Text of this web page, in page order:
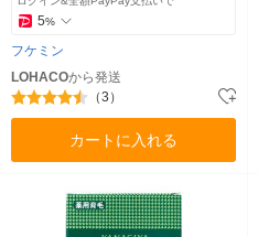
5%
フケミン
LOHACOから発送
（3）
カートに入れる